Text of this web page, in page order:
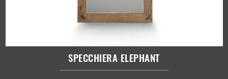
SPECCHIERA ELEPHANT